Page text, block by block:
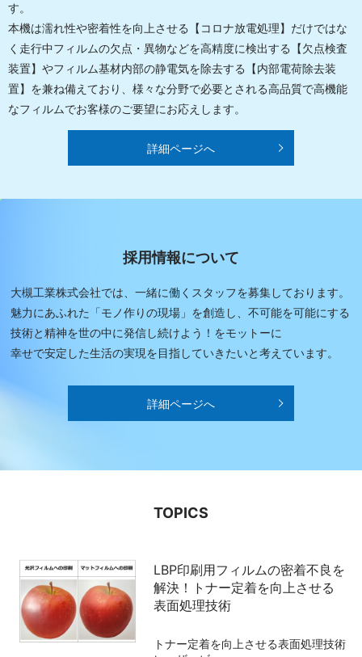
す。
本機は濡れ性や密着性を向上させる【コロナ放電処理】だけではな
く走行中フィルムの欠点・異物などを高精度に検出する【欠点検査
装置】やフィルム基材内部の静電気を除去する【内部電荷除去装
置】を兼ね備えており、様々な分野で必要とされる高品質で高機能
なフィルムでお客様のご要望にお応えします。
詳細ページへ
採用情報について
大槻工業株式会社では、一緒に働くスタッフを募集しております。
魅力にあふれた「モノ作りの現場」を創造し、不可能を可能にする
技術と精神を世の中に発信し続けよう！をモットーに
幸せで安定した生活の実現を目指していきたいと考えています。
詳細ページへ
TOPICS
LBP印刷用フィルムの密着不良を
解決！トナー定着を向上させる
表面処理技術
トナー定着を向上させる表面処理技術